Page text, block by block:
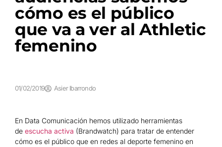
cómo es el público
que va a ver al Athletic
femenino
01/02/2019 Asier Ibarrondo
En Data Comunicación hemos utilizado herramientas
de escucha activa (Brandwatch) para tratar de entender
cómo es el público que en redes al deporte femenino en